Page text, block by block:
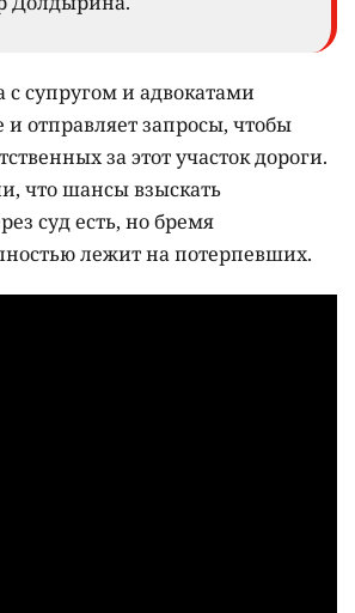
супругом и адвокатами
отправляет запросы, чтобы
за этот участок дороги.
что шансы взыскать
суд есть, но бремя
лежит на потерпевших.